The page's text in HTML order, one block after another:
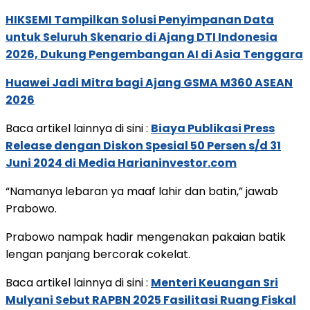
HIKSEMI Tampilkan Solusi Penyimpanan Data
untuk Seluruh Skenario di Ajang DTI Indonesia
2026, Dukung Pengembangan AI di Asia Tenggara
Huawei Jadi Mitra bagi Ajang GSMA M360 ASEAN
2026
Baca artikel lainnya di sini : Biaya Publikasi Press
Release dengan Diskon Spesial 50 Persen s/d 31
Juni 2024 di Media Harianinvestor.com
“Namanya lebaran ya maaf lahir dan batin,” jawab
Prabowo.
Prabowo nampak hadir mengenakan pakaian batik
lengan panjang bercorak cokelat.
Baca artikel lainnya di sini : Menteri Keuangan Sri
Mulyani Sebut RAPBN 2025 Fasilitasi Ruang Fiskal